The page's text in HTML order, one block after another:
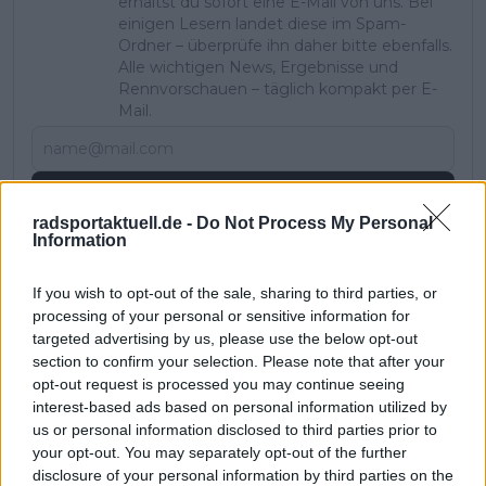
radsportaktuell.de - Do Not Process My Personal
Information
If you wish to opt-out of the sale, sharing to third parties, or
processing of your personal or sensitive information for
targeted advertising by us, please use the below opt-out
section to confirm your selection. Please note that after your
opt-out request is processed you may continue seeing
interest-based ads based on personal information utilized by
us or personal information disclosed to third parties prior to
your opt-out. You may separately opt-out of the further
disclosure of your personal information by third parties on the
einigen Lesern landet diese im Spam-
Ordner – überprüfe ihn daher bitte ebenfalls.
Alle wichtigen News, Ergebnisse und
Rennvorschauen – täglich kompakt per E-
Mail.
SEO-Manager, Sportjournalist und Editor-in-chief
In meiner Nachbarschaft wuchs man mit der Tour de
France auf. Sie war überall – es waren die letzten großen
Jahre von Eddy Merckx. Wir waren Kinder, trugen Trikots
und spielten die gesamte Rundfahrt nach. Zwei Brücken
wurden zu unseren „Bergen“, und wir rasten über
Straßen, als Autos noch nicht den Ton angaben. Mit 13
Jahren war mein Herz endgültig dem Radsport verfallen.
In einem Urlaub in Frankreich durfte ich nach langem